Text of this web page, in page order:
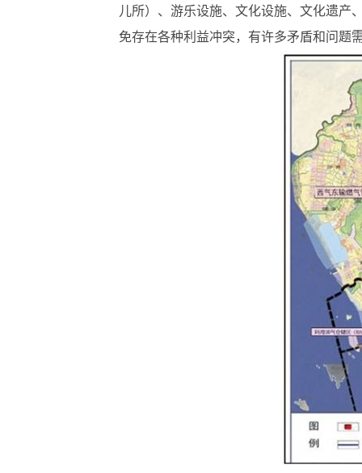
儿所）、游乐设施、文化设施、文化遗产
免存在各种利益冲突，有许多矛盾和问题